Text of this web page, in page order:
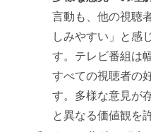
言動も、他の視聴
しみやすい」と感
す。テレビ番組は
すべての視聴者の
す。多様な意見が
と異なる価値観を